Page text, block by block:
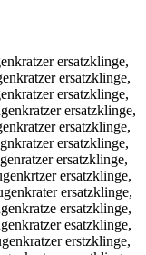
fugenkrafzer ersatzklinge, gardena fugenkragzer ersatzklinge, gardena fugenkrahzer ersatzklinge, gardena fugenkrayzer ersatzklinge, gardena fugenkra5zer ersatzklinge, gardena fugenkra6zer ersatzklinge, gardena fugenkratxer ersatzklinge, gardena fugenkratser ersatzklinge, gardena fugenkrataer ersatzklinge, gardena fugenkratzwr ersatzklinge, gardena fugenkratzsr ersatzklinge, gardena fugenkratzdr ersatzklinge, gardena fugenkratzfr ersatzklinge, gardena fugenkratzrr ersatzklinge, gardena fugenkratz3r ersatzklinge, gardena fugenkratz4r ersatzklinge, gardena fugenkratzee ersatzklinge, gardena fugenkratzed ersatzklinge, gardena fugenkratzef ersatzklinge, gardena fugenkratzeg ersatzklinge, gardena fugenkratzet ersatzklinge, gardena fugenkratze4 ersatzklinge, gardena fugenkratze5 ersatzklinge, gardena fugenkratzer wrsatzklinge, gardena fugenkratzer srsatzklinge, gardena fugenkratzer drsatzklinge, gardena fugenkratzer frsatzklinge, gardena fugenkratzer rrsatzklinge, gardena fugenkratzer 3rsatzklinge, gardena fugenkratzer 4rsatzklinge, gardena fugenkratzer eesatzklinge, gardena fugenkratzer edsatzklinge, gardena fugenkratzer efsatzklinge, gardena fugenkratzer egsatzklinge, gardena fugenkratzer etsatzklinge, gardena fugenkratzer e4satzklinge, gardena fugenkratzer e5satzklinge, gardena fugenkratzer erqatzklinge, gardena fugenkratzer erwatzklinge, gardena fugenkratzer ereatzklinge, gardena fugenkratzer erzatzklinge, gardena fugenkratzer erxatzklinge, gardena fugenkratzer ercatzklinge, gardena fugenkratzer ersqtzklinge, gardena fugenkratzer erswtzklinge, gardena fugenkratzer ersztzklinge, gardena fugenkratzer ersxtzklinge, gardena fugenkratzer ersarzklinge, gardena fugenkratzer ersafzklinge, gardena fugenkratzer ersagzklinge, gardena fugenkratzer ersahzklinge, gardena fugenkratzer ersayzklinge, gardena fugenkratzer ersa5zklinge, gardena fugenkratzer ersa6zklinge, gardena fugenkratzer ersatxklinge, gardena fugenkratzer ersatsklinge, gardena fugenkratzer ersataklinge, gardena fugenkratzer ersatzulinge, gardena fugenkratzer ersatzjlinge, gardena fugenkratzer ersatzmlinge, gardena fugenkratzer ersatzllinge, gardena fugenkratzer ersatzolinge, gardena fugenkratzer ersatzkpinge, gardena fugenkratzer ersatzkoinge, gardena fugenkratzer ersatzkiinge, gardena fugenkratzer ersatzkkinge, gardena fugenkratzer ersatzkminge, gardena fugenkratzer ersatzklunge, gardena fugenkratzer ersatzkljnge, gardena fugenkratzer ersatzklknge, gardena fugenkratzer ersatzkllnge, gardena fugenkratzer ersatzklonge, gardena fugenkratzer ersatzkl8nge, gardena fugenkratzer ersatzkl9nge, gardena fugenkratzer ersatzkli ge, gardena fugenkratzer ersatzklibge, gardena fugenkratzer ersatzkligge, gardena fugenkratzer ersatzklihge, gardena fugenkratzer ersatzklijge, gardena fugenkratzer ersatzklimge, gardena fugenkratzer ersatzklinre, gardena fugenkratzer ersatzklinfe, gardena fugenkratzer ersatzklinve, gardena fugenkratzer ersatzklinte, gardena fugenkratzer ersatzklinbe, gardena fugenkratzer ersatzklinye, gardena fugenkratzer ersatzklinhe, gardena fugenkratzer ersatzklinne, gardena fugenkratzer ersatzklingw, gardena fugenkratzer ersatzklings, gardena fugenkratzer ersatzklingd, gardena fugenkratzer ersa